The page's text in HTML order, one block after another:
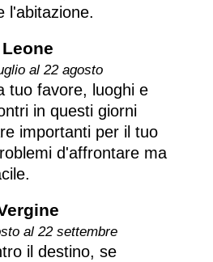
l'abitazione.
Leone
al 22 agosto
tuo favore, luoghi e
in questi giorni
importanti per il tuo
d'affrontare ma
al 22 settembre
il destino, se